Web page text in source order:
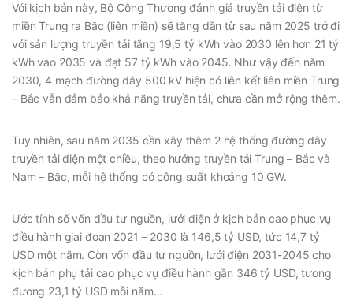
Với kịch bản này, Bộ Công Thương đánh giá truyền tải điện từ
miền Trung ra Bắc (liên miền) sẽ tăng dần từ sau năm 2025 trở đi
với sản lượng truyền tải tăng 19,5 tỷ kWh vào 2030 lên hơn 21 tỷ
kWh vào 2035 và đạt 57 tỷ kWh vào 2045. Như vậy đến năm
2030, 4 mạch đường dây 500 kV hiện có liên kết liên miền Trung
– Bắc vẫn đảm bảo khả năng truyền tải, chưa cần mở rộng thêm.
Tuy nhiên, sau năm 2035 cần xây thêm 2 hệ thống đường dây
truyền tải điện một chiều, theo hướng truyền tải Trung – Bắc và
Nam – Bắc, mỗi hệ thống có công suất khoảng 10 GW.
Ước tính số vốn đầu tư nguồn, lưới điện ở kịch bản cao phục vụ
điều hành giai đoạn 2021 – 2030 là 146,5 tỷ USD, tức 14,7 tỷ
USD một năm. Còn vốn đầu tư nguồn, lưới điện 2031-2045 cho
kịch bản phụ tải cao phục vụ điều hành gần 346 tỷ USD, tương
đương 23,1 tỷ USD mỗi năm…